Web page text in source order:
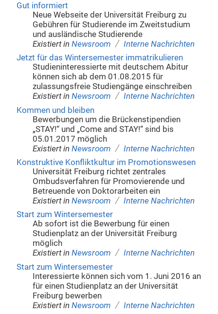
Gut informiert
Neue Webseite der Universität Freiburg zu
Gebühren für Studierende im Zweitstudium
und ausländische Studierende
Existiert in Newsroom / Interne Nachrichten
Jetzt für das Wintersemester immatrikulieren
Studieninteressierte mit deutschem Abitur
können sich ab dem 01.08.2015 für
zulassungsfreie Studiengänge einschreiben
Existiert in Newsroom / Interne Nachrichten
Kommen und bleiben
Bewerbungen um die Brückenstipendien
„STAY!“ und „Come and STAY!“ sind bis
05.01.2017 möglich
Existiert in Newsroom / Interne Nachrichten
Konstruktive Konfliktkultur im Promotionswesen
Universität Freiburg richtet zentrales
Ombudsverfahren für Promovierende und
Betreuende von Doktorarbeiten ein
Existiert in Newsroom / Interne Nachrichten
Start zum Wintersemester
Ab sofort ist die Bewerbung für einen
Studienplatz an der Universität Freiburg
möglich
Existiert in Newsroom / Interne Nachrichten
Start zum Wintersemester
Interessierte können sich vom 1. Juni 2016 an
für einen Studienplatz an der Universität
Freiburg bewerben
Existiert in Newsroom / Interne Nachrichten